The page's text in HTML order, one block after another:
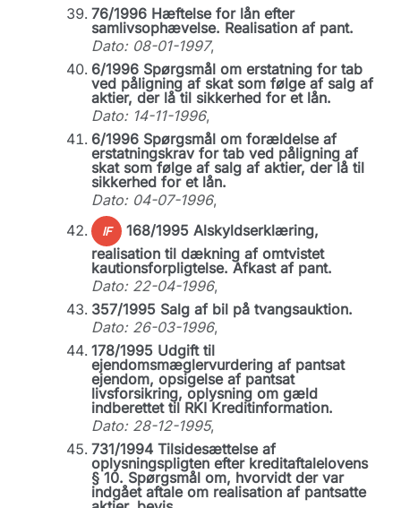
76/1996 Hæftelse for lån efter
samlivsophævelse. Realisation af pant.
Dato: 08-01-1997,
6/1996 Spørgsmål om erstatning for tab
ved påligning af skat som følge af salg af
aktier, der lå til sikkerhed for et lån.
Dato: 14-11-1996,
6/1996 Spørgsmål om forældelse af
erstatningskrav for tab ved påligning af
skat som følge af salg af aktier, der lå til
sikkerhed for et lån.
Dato: 04-07-1996,
IF
168/1995 Alskyldserklæring,
realisation til dækning af omtvistet
kautionsforpligtelse. Afkast af pant.
Dato: 22-04-1996,
357/1995 Salg af bil på tvangsauktion.
Dato: 26-03-1996,
178/1995 Udgift til
ejendomsmæglervurdering af pantsat
ejendom, opsigelse af pantsat
livsforsikring, oplysning om gæld
indberettet til RKI Kreditinformation.
Dato: 28-12-1995,
731/1994 Tilsidesættelse af
oplysningspligten efter kreditaftalelovens
§ 10. Spørgsmål om, hvorvidt der var
indgået aftale om realisation af pantsatte